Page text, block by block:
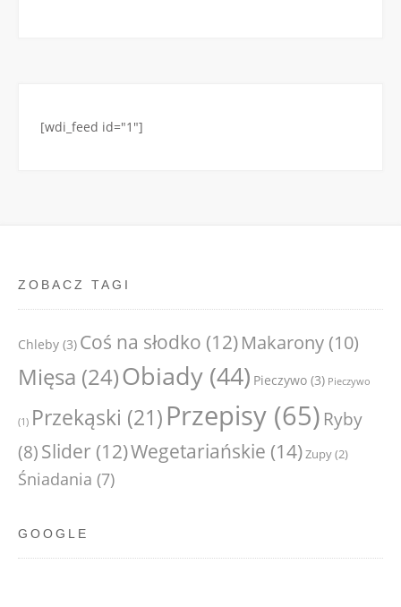
[wdi_feed id="1"]
ZOBACZ TAGI
Chleby (3) Coś na słodko (12)Makarony (10)
Mięsa (24)Obiady (44) Pieczywo (3) Pieczywo
(1) Przekąski (21) Przepisy (65) Ryby
(8) Slider (12)Wegetariańskie (14)Zupy(2)
Śniadania (7)
GOOGLE